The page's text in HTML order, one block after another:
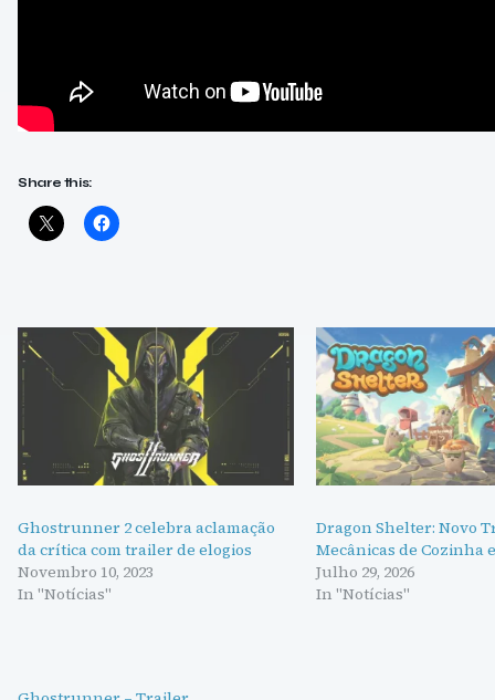
Share this:
Ghostrunner 2 celebra aclamação
da crítica com trailer de elogios
Novembro 10, 2023
In "Notícias"
Dragon Shelter: Novo
Mecânicas de Cozinha
Julho 29, 2026
In "Notícias"